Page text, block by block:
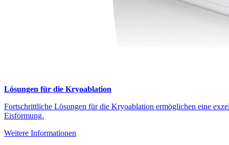
Lösungen für die Kryoablation
Fortschrittliche Lösungen für die Kryoablation ermöglichen eine
Eisformung.
Weitere Informationen